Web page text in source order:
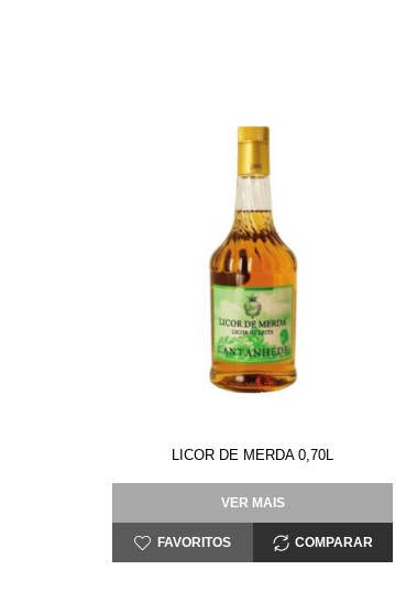
LICOR DE MERDA 0,70L
VER MAIS
FAVORITOS COMPARAR